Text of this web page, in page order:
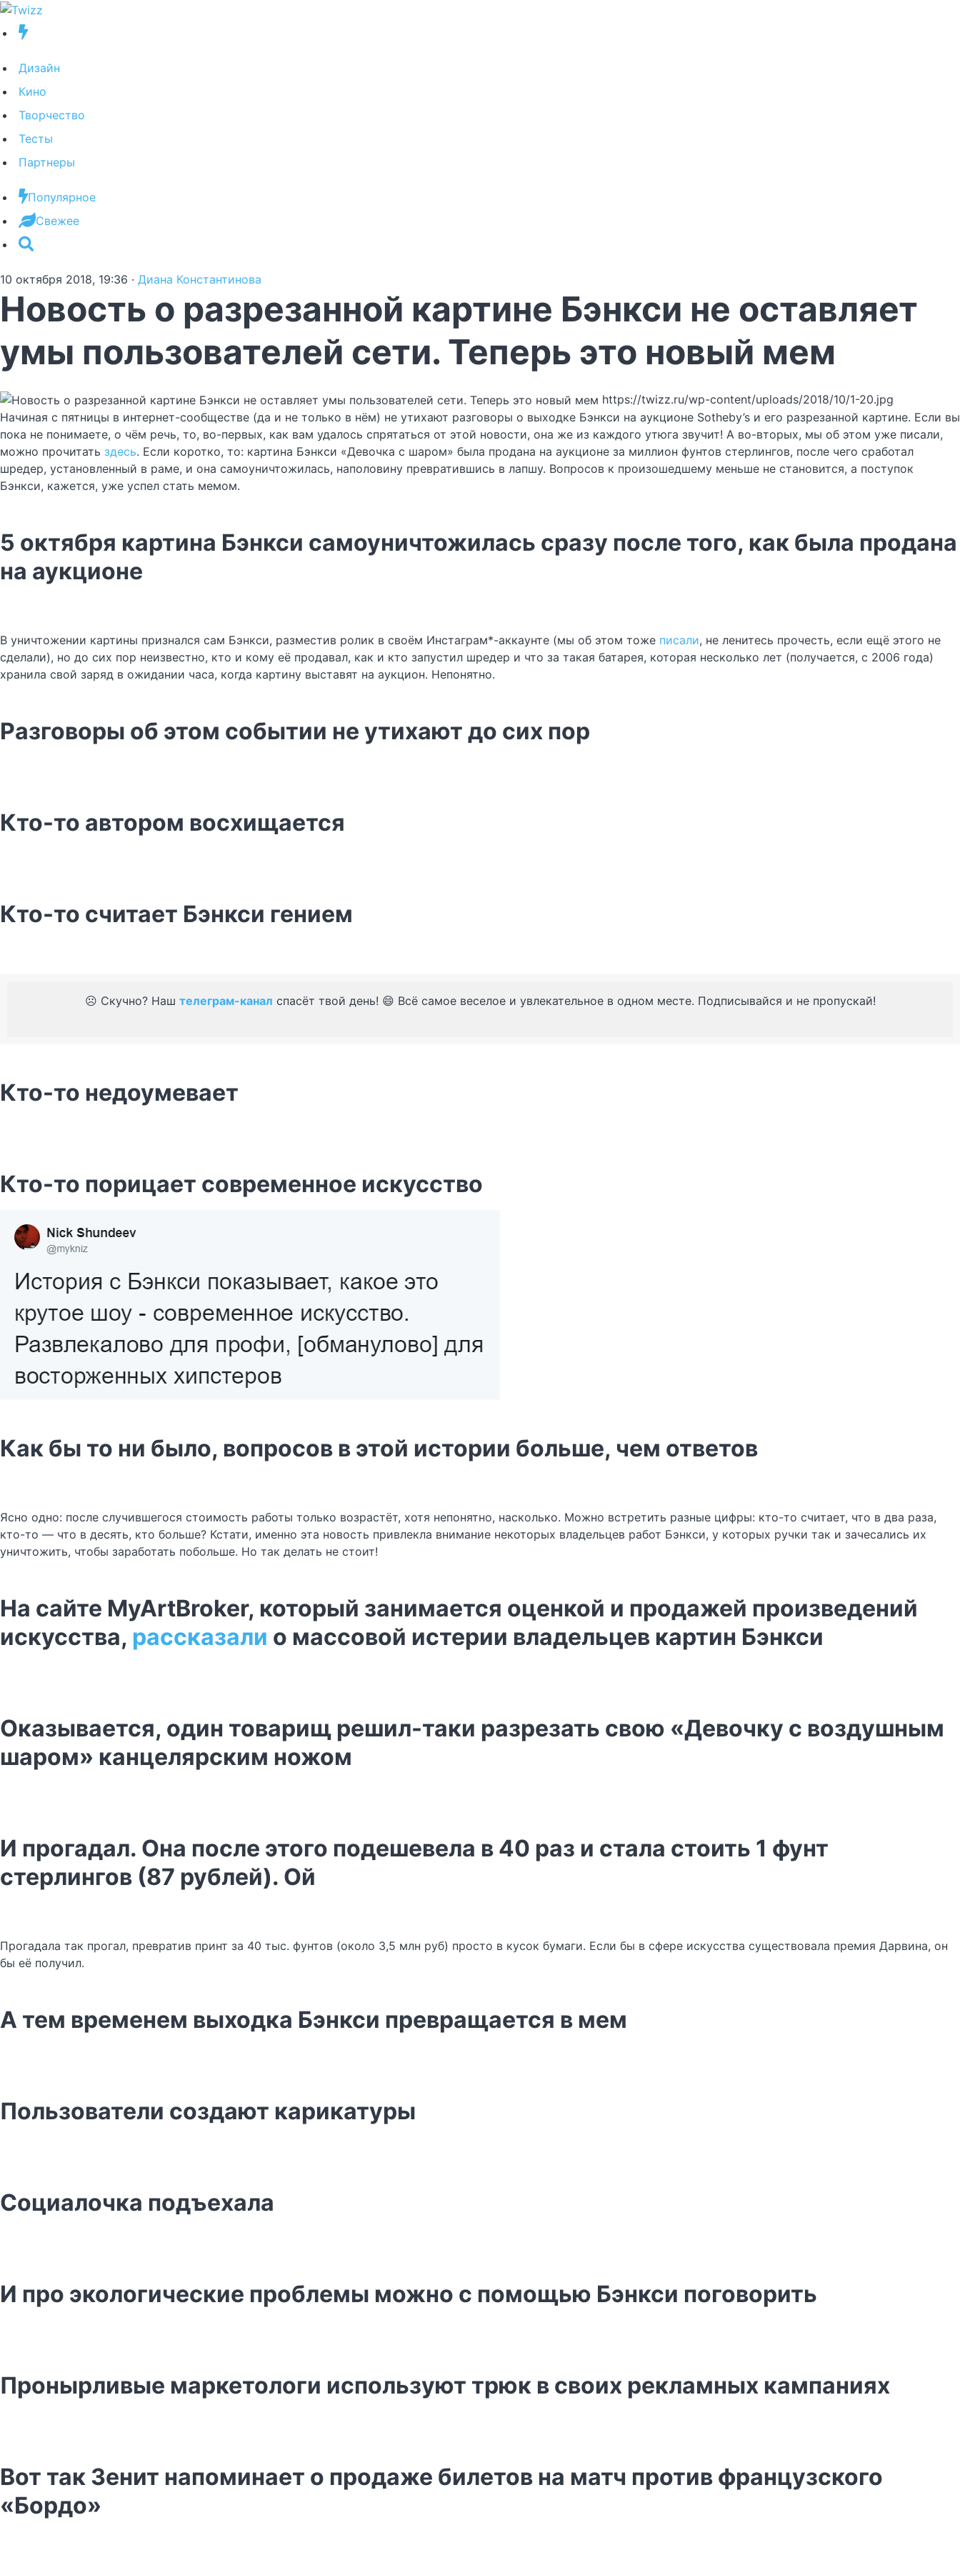
Дизайн
Кино
Творчество
Тесты
Партнеры
Популярное
Свежее
10 октября 2018, 19:36 · Диана Константинова
Новость о разрезанной картине Бэнкси не оставляет
умы пользователей сети. Теперь это новый мем
https://twizz.ru/wp-content/uploads/2018/10/1-20.jpg
Начиная с пятницы в интернет-сообществе (да и не только в нём) не утихают разговоры о выходке Бэнкси на аукционе Sotheby’s и его разрезанной картине. Если вы
пока не понимаете, о чём речь, то, во-первых, как вам удалось спрятаться от этой новости, она же из каждого утюга звучит! А во-вторых, мы об этом уже писали,
можно прочитать здесь. Если коротко, то: картина Бэнкси «Девочка с шаром» была продана на аукционе за миллион фунтов стерлингов, после чего сработал
шредер, установленный в раме, и она самоуничтожилась, наполовину превратившись в лапшу. Вопросов к произошедшему меньше не становится, а поступок
Бэнкси, кажется, уже успел стать мемом.
5 октября картина Бэнкси самоуничтожилась сразу после того, как была продана
на аукционе
В уничтожении картины признался сам Бэнкси, разместив ролик в своём Инстаграм*-аккаунте (мы об этом тоже писали, не ленитесь прочесть, если ещё этого не
сделали), но до сих пор неизвестно, кто и кому её продавал, как и кто запустил шредер и что за такая батарея, которая несколько лет (получается, с 2006 года)
хранила свой заряд в ожидании часа, когда картину выставят на аукцион. Непонятно.
Разговоры об этом событии не утихают до сих пор
Кто-то автором восхищается
Кто-то считает Бэнкси гением
☹️ Скучно? Наш телеграм-канал спасёт твой день! 😄 Всё самое веселое и увлекательное в одном месте. Подписывайся и не пропускай!
Кто-то недоумевает
Кто-то порицает современное искусство
Как бы то ни было, вопросов в этой истории больше, чем ответов
Ясно одно: после случившегося стоимость работы только возрастёт, хотя непонятно, насколько. Можно встретить разные цифры: кто-то считает, что в два раза,
кто-то — что в десять, кто больше? Кстати, именно эта новость привлекла внимание некоторых владельцев работ Бэнкси, у которых ручки так и зачесались их
уничтожить, чтобы заработать побольше. Но так делать не стоит!
На сайте MyArtBroker, который занимается оценкой и продажей произведений
искусства, рассказали о массовой истерии владельцев картин Бэнкси
Оказывается, один товарищ решил-таки разрезать свою «Девочку с воздушным
шаром» канцелярским ножом
И прогадал. Она после этого подешевела в 40 раз и стала стоить 1 фунт
стерлингов (87 рублей). Ой
Прогадала так прогал, превратив принт за 40 тыс. фунтов (около 3,5 млн руб) просто в кусок бумаги. Если бы в сфере искусства существовала премия Дарвина, он
бы её получил.
А тем временем выходка Бэнкси превращается в мем
Пользователи создают карикатуры
Социалочка подъехала
И про экологические проблемы можно с помощью Бэнкси поговорить
Пронырливые маркетологи используют трюк в своих рекламных кампаниях
Вот так Зенит напоминает о продаже билетов на матч против французского
«Бордо»